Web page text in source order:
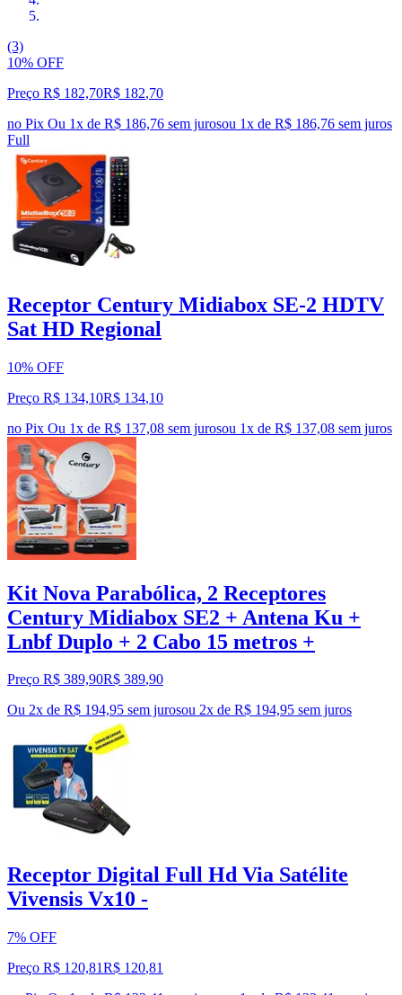
(3)
10% OFF
Preço R$ 182,70R$ 182,70
no Pix Ou 1x de R$ 186,76 sem jurosou 1x de R$ 186,76 sem juros
Full
Receptor Century Midiabox SE-2 HDTV
Sat HD Regional
10% OFF
Preço R$ 134,10R$ 134,10
no Pix Ou 1x de R$ 137,08 sem jurosou 1x de R$ 137,08 sem juros
Kit Nova Parabólica, 2 Receptores
Century Midiabox SE2 + Antena Ku +
Lnbf Duplo + 2 Cabo 15 metros +
Preço R$ 389,90R$ 389,90
Ou 2x de R$ 194,95 sem jurosou 2x de R$ 194,95 sem juros
Receptor Digital Full Hd Via Satélite
Vivensis Vx10 -
7% OFF
Preço R$ 120,81R$ 120,81